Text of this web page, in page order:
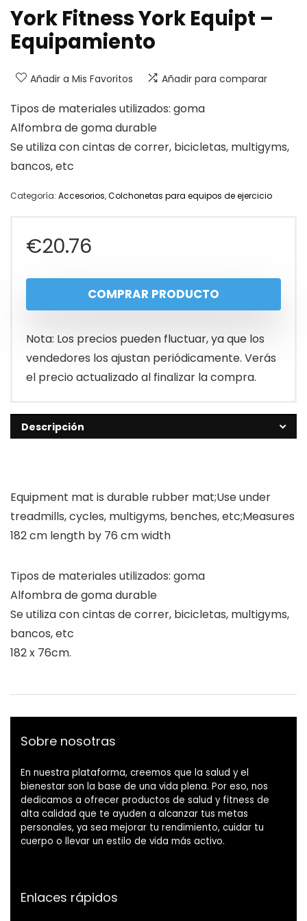
York Fitness York Equipt –
Equipamiento
Añadir a Mis Favoritos Añadir para comparar
Tipos de materiales utilizados: goma
Alfombra de goma durable
Se utiliza con cintas de correr, bicicletas, multigyms,
bancos, etc
Categoría: Accesorios,Colchonetas para equipos de ejercicio
€20.76
COMPRAR PRODUCTO
Nota: Los precios pueden fluctuar, ya que los
vendedores los ajustan periódicamente. Verás
el precio actualizado al finalizar la compra.
Descripción
Equipment mat is durable rubber mat;Use under
treadmills, cycles, multigyms, benches, etc;Measures
182 cm length by 76 cm width
Tipos de materiales utilizados: goma
Alfombra de goma durable
Se utiliza con cintas de correr, bicicletas, multigyms,
bancos, etc
182 x 76cm.
Sobre nosotras
En nuestra plataforma, creemos que la salud y el
bienestar son la base de una vida plena. Por eso, nos
dedicamos a ofrecer productos de salud y fitness de
alta calidad que te ayuden a alcanzar tus metas
personales, ya sea mejorar tu rendimiento, cuidar tu
cuerpo o llevar un estilo de vida más activo.
Enlaces rápidos